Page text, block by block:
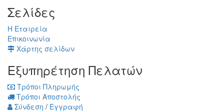
Σελίδες
Η Εταιρεία
Επικοινωνία
Χάρτης σελίδων
Εξυπηρέτηση Πελατών
Τρόποι Πληρωμής
Τρόποι Αποστολής
Σύνδεση / Εγγραφή